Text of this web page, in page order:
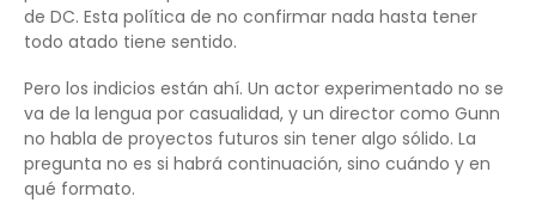
de DC. Esta política de no confirmar nada hasta tener
todo atado tiene sentido.
Pero los indicios están ahí. Un actor experimentado no se
va de la lengua por casualidad, y un director como Gunn
no habla de proyectos futuros sin tener algo sólido. La
pregunta no es si habrá continuación, sino cuándo y en
qué formato.